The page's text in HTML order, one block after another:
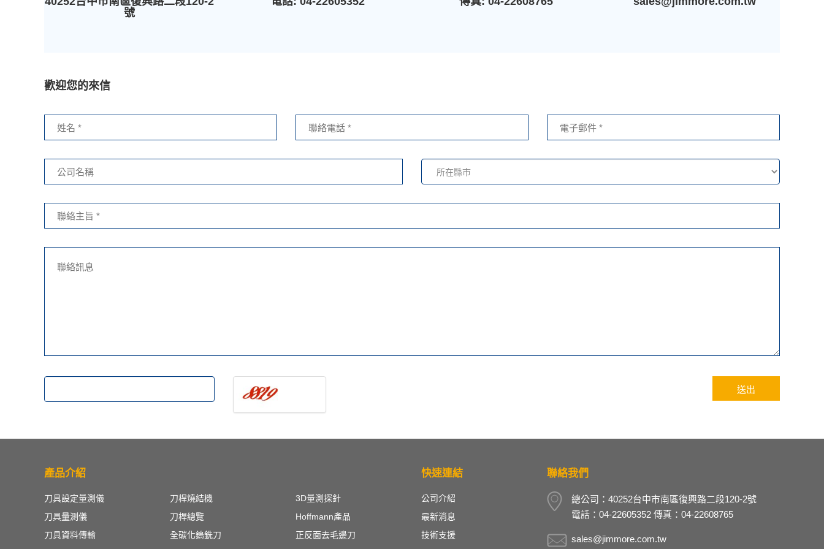
號
歡迎您的來信
產品介紹
刀具設定量測儀
刀具量測儀
刀具資料傳輸
刀桿燒結機
刀桿總覽
全碳化鎢銑刀
3D量測探針
Hoffmann產品
正反面去毛邊刀
快速連結
公司介紹
最新消息
技術支援
聯絡我們
總公司：40252台中市南區復興路二段120-2號
電話：04-22605352 傳真：04-22608765
sales@jimmore.com.tw